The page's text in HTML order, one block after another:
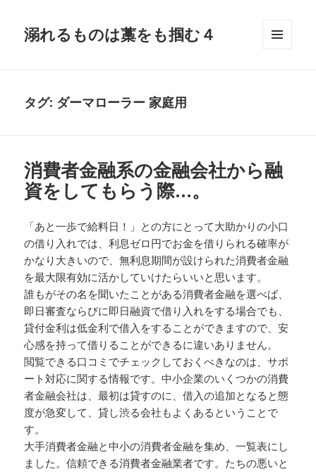
溺れるものは藁をも掴む４
タグ: ダーマローラー 家庭用
消費者金融系の金融会社から融
資をしてもらう際…。
「あと一歩で給料日！」との方にとって大助かりの小口
の借り入れでは、利息ゼロ円でお金を借りられる確率が
かなり大きいので、無利息期間が設けられた消費者金融
を最大限有効に活かしていけたらいいと思います。
誰もがその名を聞いたことがある消費者金融を選べば、
即日審査ならびに即日融資で借り入れをする場合でも、
貸付金利は低金利で借入をすることができますので、安
心感を持って借りることができるに違いありません。
閲覧できる口コミでチェックしておくべきなのは、サポ
ート対応に関する情報です。中小企業のいくつかの消費
者金融会社は、最初は貸すのに、借入の追加となると態
度が急変して、貸し渋る会社もよくあるということで
す。
大手消費者金融と中小の消費者金融を集め、一覧表にし
ました。信頼できる消費者金融業者です。たちの悪いと